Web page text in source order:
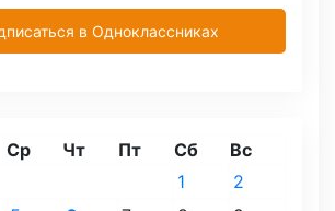
в Одноклассниках
Ср Чт Пт Сб Вс
1
2